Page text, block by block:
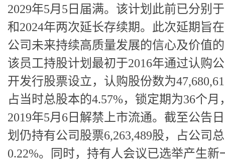
2029年5月5日届满。该计划此前已分别
和2024年两次延长存续期。此次延期旨
公司未来持续高质量发展的信心及价值
该员工持股计划最初于2016年通过认购
开发行股票设立，认购股份数为
占当时总股本的4.57%，锁定期为36个月
2019年5月6日解禁上市流通。截至公告
划仍持有公司股票6,263,489股，占公司
0.22%。同时，持有人会议已选举产生新